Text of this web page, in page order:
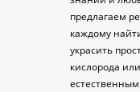
предлагаем
каждому
украсить
кислорода